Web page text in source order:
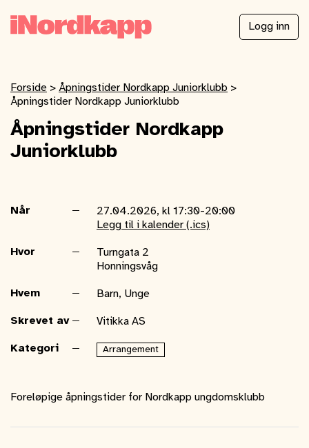
Logg inn
Forside > Åpningstider Nordkapp Juniorklubb >
Åpningstider Nordkapp Juniorklubb
Åpningstider Nordkapp
Juniorklubb
Når
27.04.2026, kl 17:30-20:00
Legg til i kalender (.ics)
Hvor
Turngata 2
Honningsvåg
Hvem Barn, Unge
Skrevet av Vitikka AS
Kategori Arrangement
Foreløpige åpningstider for Nordkapp ungdomsklubb